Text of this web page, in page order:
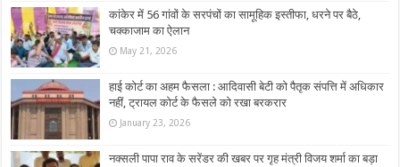
कांकेर में 56 गांवों के सरपंचों का सामूहिक इस्तीफा, धरने पर बैठे,
चक्काजाम का ऐलान
May 21, 2026
हाई कोर्ट का अहम फैसला : आदिवासी बेटी को पैतृक संपत्ति में अधिकार
नहीं, ट्रायल कोर्ट के फैसले को रखा बरकरार
January 23, 2026
नक्सली पापा राव के सरेंडर की खबर पर गृह मंत्री विजय शर्मा का बड़ा